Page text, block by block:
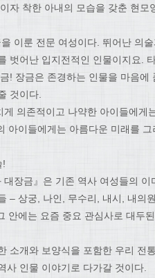
자 착한 아내의 모습을 갖춘 현모
이룬 전문 여성이다. 뛰어난 의
벗어난 입지전적인 인물이지요.
! 장금은 존경하는 인물을 마음에
것이다.
의존적이고 나약한 아이들에게
아이들에게는 아름다운 미래를
!
장금』은 기존 역사 여성들의 이
– 상궁, 나인, 무수리, 내시, 내의
안에는 요즘 중요 관심사로 대두
소개와 보양식을 포함한 우리 전
사 인물 이야기로 다가갈 것이다.